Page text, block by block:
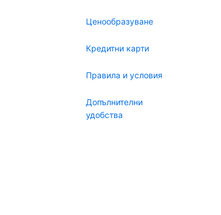
Ценообразуване
Кредитни карти
Правила и условия
Допълнителни
удобства